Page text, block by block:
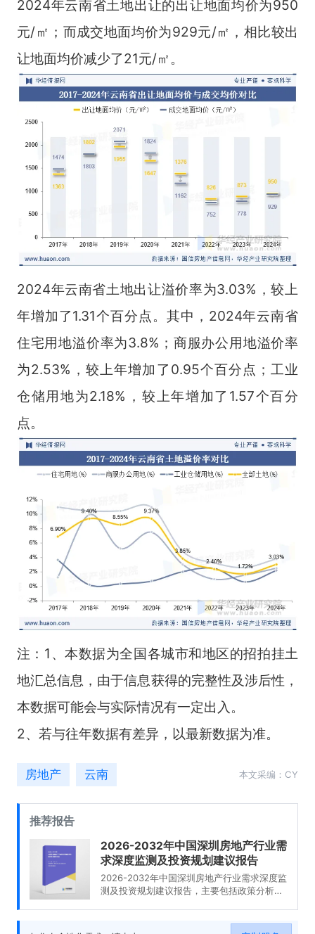
2024年云南省土地出让的出让地面均价为950
元/㎡；而成交地面均价为929元/㎡，相比较出
让地面均价减少了21元/㎡。
2024年云南省土地出让溢价率为3.03%，较上
年增加了1.31个百分点。其中，2024年云南省
住宅用地溢价率为3.8%；商服办公用地溢价率
为2.53%，较上年增加了0.95个百分点；工业
仓储用地为2.18%，较上年增加了1.57个百分
点。
注：1、本数据为全国各城市和地区的招拍挂土
地汇总信息，由于信息获得的完整性及涉后性，
本数据可能会与实际情况有一定出入。
2、若与往年数据有差异，以最新数据为准。
房地产 云南 本文采编：CY
推荐报告
2026-2032年中国深圳房地产行业需
求深度监测及投资规划建议报告
2026-2032年中国深圳房地产行业需求深度监
测及投资规划建议报告，主要包括政策分析、